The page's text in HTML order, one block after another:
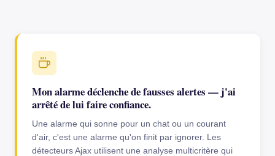
Mon alarme déclenche de fausses alertes — j'ai
arrêté de lui faire confiance.
Une alarme qui sonne pour un chat ou un courant
d'air, c'est une alarme qu'on finit par ignorer. Les
détecteurs Ajax utilisent une analyse multicritère qui